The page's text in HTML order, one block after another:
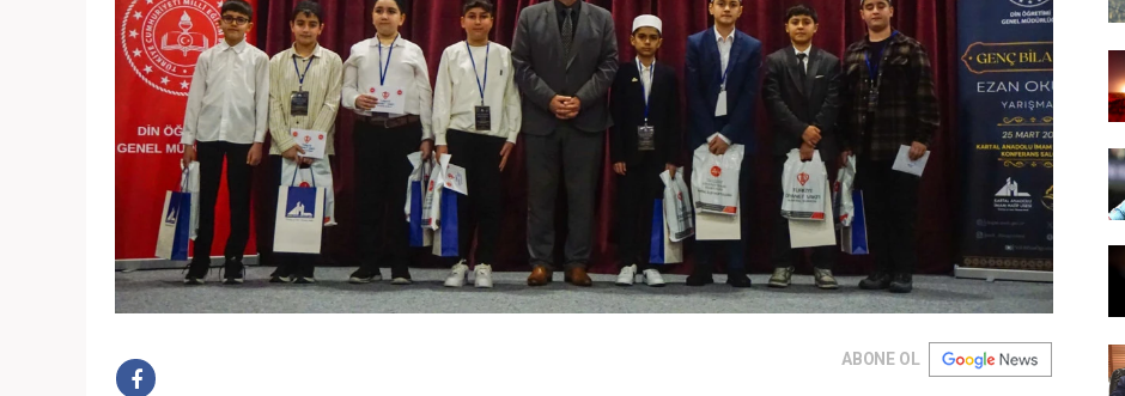
ABONE OL